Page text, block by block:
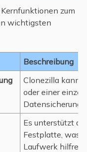
zum
wichtigsten
Beschreibung
Clonezilla kann
oder einer
Datensicherung
Es unterstützt
Festplatte, was
Laufwerk